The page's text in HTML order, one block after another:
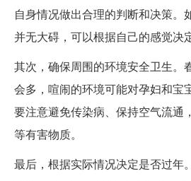
自身情况做出合理的判断和决策。
并无大碍，可以根据自己的感觉决
其次，确保周围的环境安全卫生。
会多，喧闹的环境可能对孕妇和宝
要注意避免传染病、保持空气流通
等有害物质。
最后，根据实际情况决定是否过年